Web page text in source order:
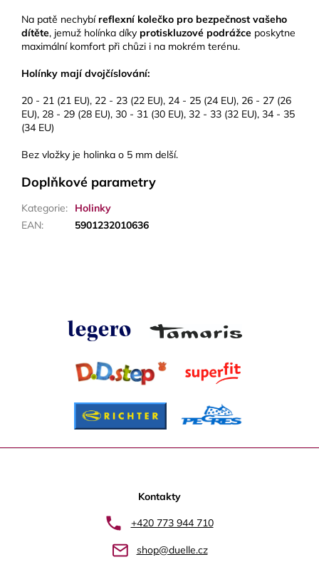
Na patě nechybíreflexní kolečko pro bezpečnost vašeho
dítěte, jemuž holínka díky protiskluzové podrážce poskytne
maximální komfort při chůzi i na mokrém terénu.
Holínky mají dvojčíslování:
20 - 21 (21 EU), 22 - 23 (22 EU), 24 - 25 (24 EU), 26 - 27 (26
EU), 28 - 29 (28 EU), 30 - 31 (30 EU), 32 - 33 (32 EU), 34 - 35
(34 EU)
Bez vložky je holinka o 5 mm delší.
Doplňkové parametry
Kategorie:
Holinky
EAN: 5901232010636
Kontakty
+420 773 944 710
shop@duelle.cz